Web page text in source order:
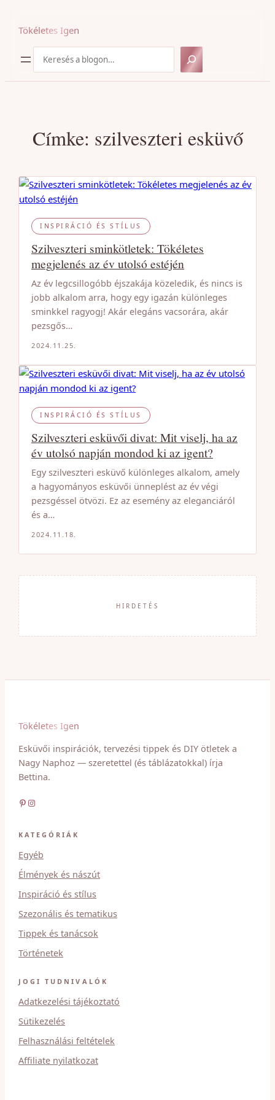
Tökéletes Igen
Címke: szilveszteri esküvő
INSPIRÁCIÓ ÉS STÍLUS
Szilveszteri sminkötletek: Tökéletes
megjelenés az év utolsó estéjén
Az év legcsillogóbb éjszakája közeledik, és nincs is
jobb alkalom arra, hogy egy igazán különleges
sminkkel ragyogj! Akár elegáns vacsorára, akár
pezsgős…
2024.11.25.
INSPIRÁCIÓ ÉS STÍLUS
Szilveszteri esküvői divat: Mit viselj, ha az
év utolsó napján mondod ki az igent?
Egy szilveszteri esküvő különleges alkalom, amely
a hagyományos esküvői ünneplést az év végi
pezsgéssel ötvözi. Ez az esemény az eleganciáról
és a…
2024.11.18.
HIRDETÉS
Tökéletes Igen
Esküvői inspirációk, tervezési tippek és DIY ötletek a
Nagy Naphoz — szeretettel (és táblázatokkal) írja
Bettina.
Pinterest Instagram
KATEGÓRIÁK
Egyéb
Élmények és nászút
Inspiráció és stílus
Szezonális és tematikus
Tippek és tanácsok
Történetek
JOGI TUDNIVALÓK
Adatkezelési tájékoztató
Sütikezelés
Felhasználási feltételek
Affiliate nyilatkozat